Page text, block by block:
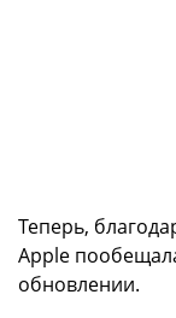
Теперь,
Apple
обновлении.